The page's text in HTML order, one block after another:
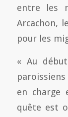
entre les
Arcachon,
pour les
« Au
en charge
quête est